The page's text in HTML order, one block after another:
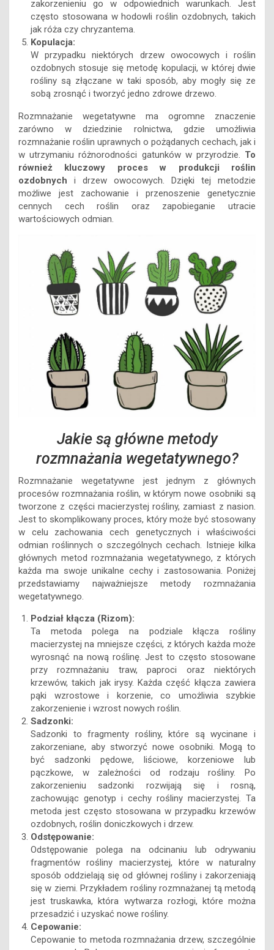
zakorzenieniu go w odpowiednich warunkach. Jest
często stosowana w hodowli roślin ozdobnych, takich
jak róża czy chryzantema.
Kopulacja:
W przypadku niektórych drzew owocowych i roślin
ozdobnych stosuje się metodę kopulacji, w której dwie
rośliny są złączane w taki sposób, aby mogły się ze
sobą zrosnąć i tworzyć jedno zdrowe drzewo.
Rozmnażanie wegetatywne ma ogromne znaczenie
zarówno w dziedzinie rolnictwa, gdzie umożliwia
rozmnażanie roślin uprawnych o pożądanych cechach, jak i
w utrzymaniu różnorodności gatunków w przyrodzie. To
również kluczowy proces w produkcji roślin
ozdobnych i drzew owocowych. Dzięki tej metodzie
możliwe jest zachowanie i przenoszenie genetycznie
cennych cech roślin oraz zapobieganie utracie
wartościowych odmian.
Jakie są główne metody
rozmnażania wegetatywnego?
Rozmnażanie wegetatywne jest jednym z głównych
procesów rozmnażania roślin, w którym nowe osobniki są
tworzone z części macierzystej rośliny, zamiast z nasion.
Jest to skomplikowany proces, który może być stosowany
w celu zachowania cech genetycznych i właściwości
odmian roślinnych o szczególnych cechach. Istnieje kilka
głównych metod rozmnażania wegetatywnego, z których
każda ma swoje unikalne cechy i zastosowania. Poniżej
przedstawiamy najważniejsze metody rozmnażania
wegetatywnego.
Podział kłącza (Rizom):
Ta metoda polega na podziale kłącza rośliny
macierzystej na mniejsze części, z których każda może
wyrosnąć na nową roślinę. Jest to często stosowane
przy rozmnażaniu traw, paproci oraz niektórych
krzewów, takich jak irysy. Każda część kłącza zawiera
pąki wzrostowe i korzenie, co umożliwia szybkie
zakorzenienie i wzrost nowych roślin.
Sadzonki:
Sadzonki to fragmenty rośliny, które są wycinane i
zakorzeniane, aby stworzyć nowe osobniki. Mogą to
być sadzonki pędowe, liściowe, korzeniowe lub
pączkowe, w zależności od rodzaju rośliny. Po
zakorzenieniu sadzonki rozwijają się i rosną,
zachowując genotyp i cechy rośliny macierzystej. Ta
metoda jest często stosowana w przypadku krzewów
ozdobnych, roślin doniczkowych i drzew.
Odstępowanie:
Odstępowanie polega na odcinaniu lub odrywaniu
fragmentów rośliny macierzystej, które w naturalny
sposób oddzielają się od głównej rośliny i zakorzeniają
się w ziemi. Przykładem rośliny rozmnażanej tą metodą
jest truskawka, która wytwarza rozłogi, które można
przesadzić i uzyskać nowe rośliny.
Cepowanie:
Cepowanie to metoda rozmnażania drzew, szczególnie